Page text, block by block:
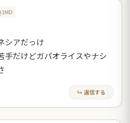
シアだっけ
手だけどガパオライスやナシ
↳ 返信する